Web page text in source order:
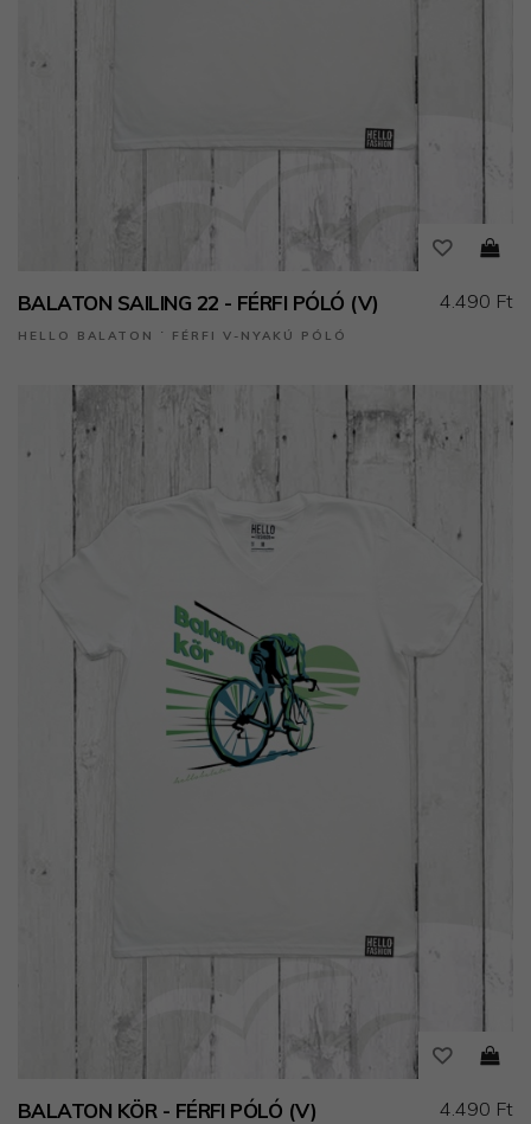
BALATON SAILING 22 - FÉRFI PÓLÓ (V)
HELLO BALATON ˙ FÉRFI V-NYAKÚ PÓLÓ
4.490 Ft
BALATON KÖR - FÉRFI PÓLÓ (V) 4.490 Ft